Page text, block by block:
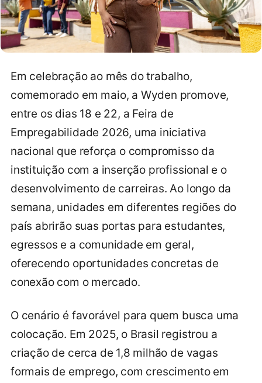
Em celebração ao mês do trabalho,
comemorado em maio, a Wyden promove,
entre os dias 18 e 22, a Feira de
Empregabilidade 2026, uma iniciativa
nacional que reforça o compromisso da
instituição com a inserção profissional e o
desenvolvimento de carreiras. Ao longo da
semana, unidades em diferentes regiões do
país abrirão suas portas para estudantes,
egressos e a comunidade em geral,
oferecendo oportunidades concretas de
conexão com o mercado.
O cenário é favorável para quem busca uma
colocação. Em 2025, o Brasil registrou a
criação de cerca de 1,8 milhão de vagas
formais de emprego, com crescimento em